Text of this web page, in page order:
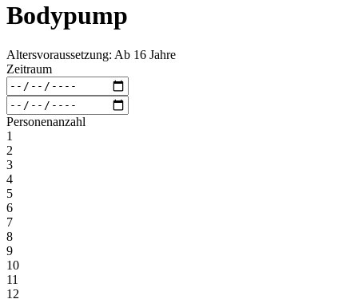
Bodypump
Altersvoraussetzung: Ab 16 Jahre
Zeitraum
Personenanzahl
1
2
3
4
5
6
7
8
9
10
11
12